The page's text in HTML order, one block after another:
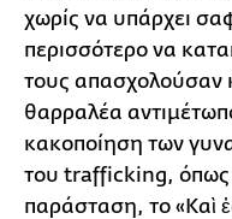
χωρίς να υπάρχει
περισσότερο να
τους απασχολούσαν
θαρραλέα
κακοποίηση των
του trafficking, όπως
παράσταση, το «Καὶ